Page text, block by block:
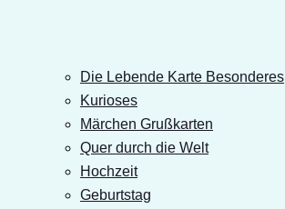
Die Lebende Karte Besonderes
Kurioses
Märchen Grußkarten
Quer durch die Welt
Hochzeit
Geburtstag